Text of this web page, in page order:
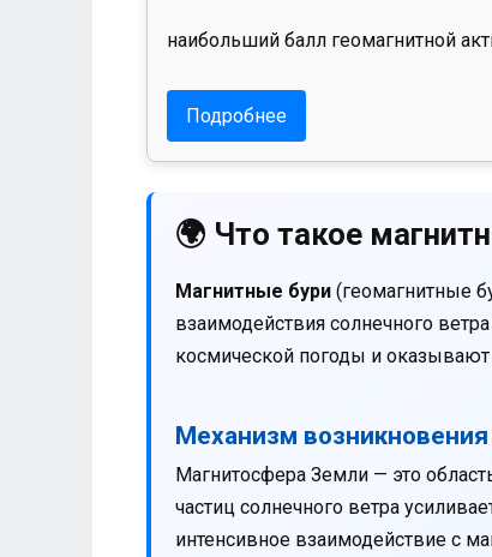
наибольший балл геомагнитной
Подробнее
🌍 Что такое
Магнитные бури (геомагнитные
взаимодействия солнечного
космической погоды и оказывают
Механизм
Магнитосфера Земли — это
частиц солнечного ветра
интенсивное взаимодействие с